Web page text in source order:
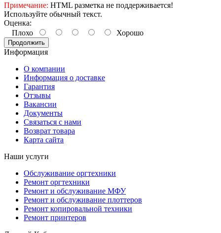
Примечание: HTML разметка не поддерживается!
Используйте обычный текст.
Оценка:
Плохо
Хорошо
Продолжить
Информация
О компании
Информация о доставке
Гарантия
Отзывы
Вакансии
Документы
Связаться с нами
Возврат товара
Карта сайта
Наши услуги
Обслуживание оргтехники
Ремонт оргтехники
Ремонт и обслуживание МФУ
Ремонт и обслуживание плоттеров
Ремонт копировальной техники
Ремонт принтеров